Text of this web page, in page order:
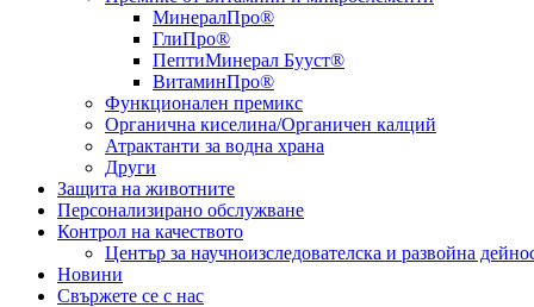
МинералПро®
ГлиПро®
ПептиМинерал Бууст®
ВитаминПро®
Функционален премикс
Органична киселина/Органичен калций
Атрактанти за водна храна
Други
Защита на животните
Персонализирано обслужване
Контрол на качеството
Център за научноизследователска и развойна
Новини
Свържете се с нас